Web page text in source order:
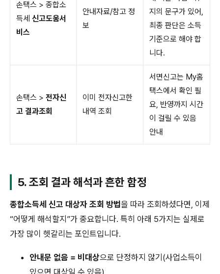
손택스 > 종합소
득세 신고도움서
비스
안내자료/참고 정
보
지의 문구가 있어,
최종 판단은 소득
기준으로 해야 합
니다.
손택스 > 전자신
고 결과조회
이미 전자신고한
내역 조회
서면신고는 My홈
택스에서 확인 필
요, 반영까지 시간
이 걸릴 수 있음
안내
5. 조회 결과 해석과 흔한 함정
종합소득세 신고 대상자 조회 방법을 따라 조회하셨다면, 이제
“어떻게 해석할지”가 중요합니다. 특히 아래 5가지는 실제로
가장 많이 헷갈리는 포인트입니다.
안내문 없음 = 비대상으로 단정하지 않기(사업소득이